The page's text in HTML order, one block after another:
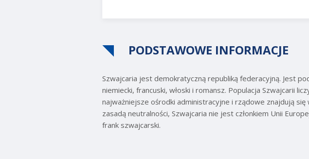
PODSTAWOWE INFORMACJE
Szwajcaria jest demokratyczną republiką federacyjną. Jest
niemiecki, francuski, włoski i romansz. Populacja Szwajcarii
najważniejsze ośrodki administracyjne i rządowe znajdują
zasadą neutralności, Szwajcaria nie jest członkiem Unii
frank szwajcarski.